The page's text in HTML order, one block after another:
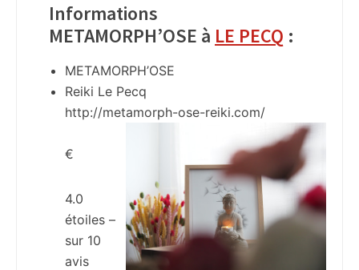
Informations
METAMORPH’OSE à LE PECQ :
METAMORPH’OSE
Reiki Le Pecq
http://metamorph-ose-reiki.com/
€
4.0
étoiles –
sur 10
avis